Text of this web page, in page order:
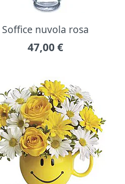
Soffice nuvola rosa
47,00 €